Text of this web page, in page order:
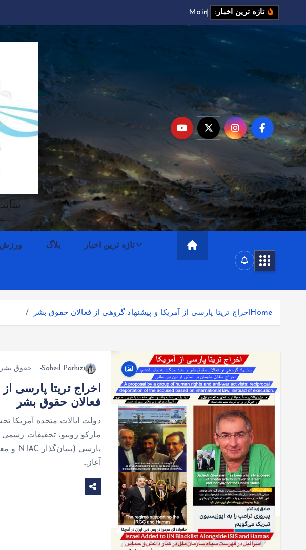
n
t
e
n
تازه ترین اخبار: na nce
تازه ترین اخبار بلاگ ورزش
Home اخراج تریتا پارسی از آمریکا و پیشنهاد گروهی از فعالان حقوق بشر
Soheil Parhizi حقوق
اخراج تریتا پارسی
فعالان حقوق بشر
دولت ایالات متحده آمریکا
مارکو روبیو، تحقیقات رسمی
آغاز…